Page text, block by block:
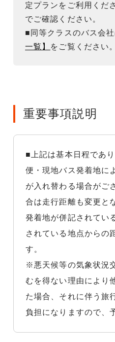
定プランをご利用くだ
でご確認ください。
■同等クラスのバス会社
一覧】 をご覧ください。
重要事項説明
■上記は基本日程であ
便・現地バス発着地に
が入れ替わる場合がご
合は走行距離も変更と
発着地が併記されてい
されている地点からの
す。
※悪天候等の気象状況
むを得ない理由により
た場合、それに伴う旅
負担になりますので、